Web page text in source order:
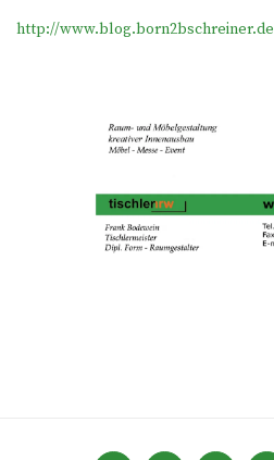
http://www.blog.born2bschreiner.de